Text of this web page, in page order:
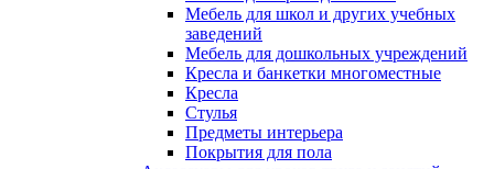
Мебель для школ и других учебных
заведений
Мебель для дошкольных учреждений
Кресла и банкетки многоместные
Кресла
Стулья
Предметы интерьера
Покрытия для пола